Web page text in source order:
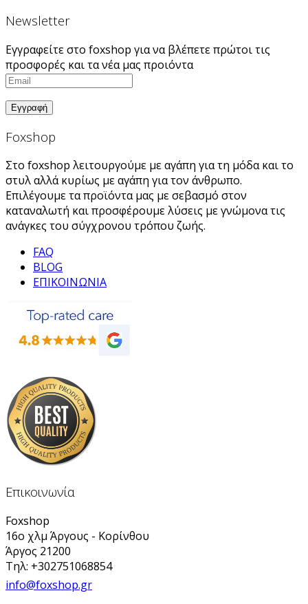
Newsletter
Εγγραφείτε στο foxshop για να βλέπετε πρώτοι τις
προσφορές και τα νέα μας προιόντα
Foxshop
Στο foxshop λειτουργούμε με αγάπη για τη μόδα και το
στυλ αλλά κυρίως με αγάπη για τον άνθρωπο.
Επιλέγουμε τα προϊόντα μας με σεβασμό στον
καταναλωτή και προσφέρουμε λύσεις με γνώμονα τις
ανάγκες του σύγχρονου τρόπου ζωής.
FAQ
BLOG
ΕΠΙΚΟΙΝΩΝΙΑ
Επικοινωνία
Foxshop
16ο χλμ Άργους - Κορίνθου
Άργος 21200
Τηλ: +302751068854
info@foxshop.gr